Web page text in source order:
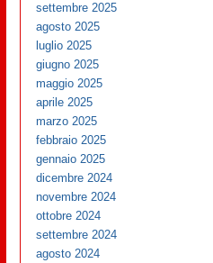
settembre 2025
agosto 2025
luglio 2025
giugno 2025
maggio 2025
aprile 2025
marzo 2025
febbraio 2025
gennaio 2025
dicembre 2024
novembre 2024
ottobre 2024
settembre 2024
agosto 2024